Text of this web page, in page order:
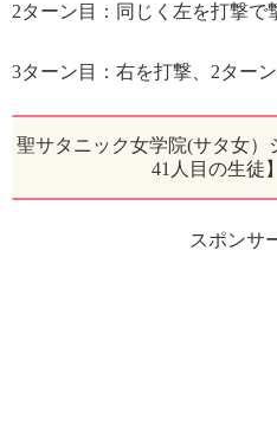
2ターン目：同じく左を打撃で
3ターン目：右を打撃、2ター
聖サタニック女学院(サタ女）
41人目の生徒
スポンサ